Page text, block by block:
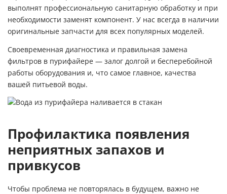
выполнят профессиональную санитарную обработку и при
необходимости заменят компонент. У нас всегда в наличии
оригинальные запчасти для всех популярных моделей.
Своевременная диагностика и правильная замена
фильтров в пурифайере — залог долгой и бесперебойной
работы оборудования и, что самое главное, качества
вашей питьевой воды.
Профилактика появления
неприятных запахов и
привкусов
Чтобы проблема не повторялась в будущем, важно не